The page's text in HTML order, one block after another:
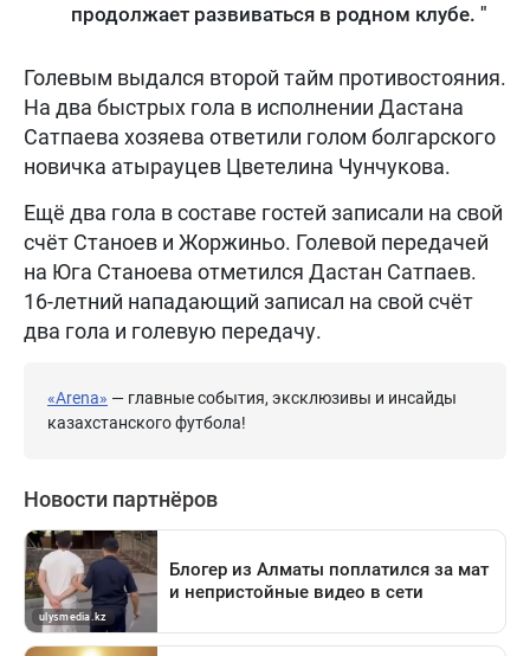
продолжает развиваться в родном клубе. "
Голевым выдался второй тайм противостояния.
На два быстрых гола в исполнении Дастана
Сатпаева хозяева ответили голом болгарского
новичка атырауцев Цветелина Чунчукова.
Ещё два гола в составе гостей записали на свой
счёт Станоев и Жоржиньо. Голевой передачей
на Юга Станоева отметился Дастан Сатпаев.
16-летний нападающий записал на свой счёт
два гола и голевую передачу.
«Arena» — главные события, эксклюзивы и инсайды
казахстанского футбола!